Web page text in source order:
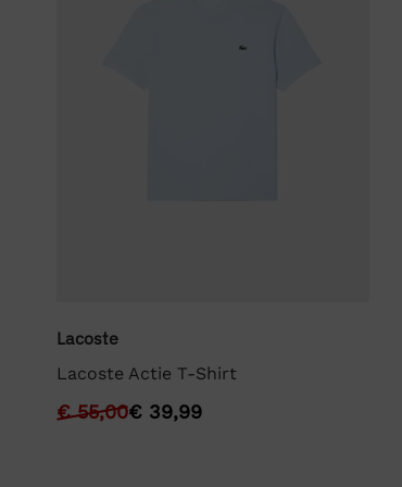
Lacoste
Lacoste Actie T-Shirt
€55,00€ 39,99